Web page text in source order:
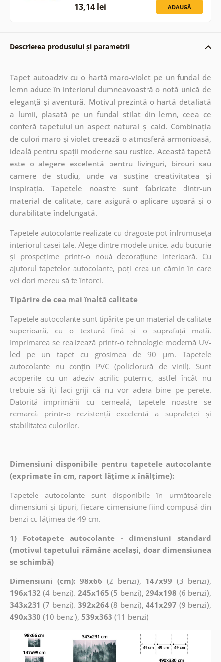
13,14 lei ADAUGĂ
Descrierea produsului și parametrii
Tapet autoadziv cu o hartă maro-violet pe un fundal de
lemn aduce în interiorul dumneavoastră o notă unică de
eleganță și aventură. Motivul prezintă o hartă detaliată
a lumii, plasată pe un fundal stilat din lemn, ceea ce
conferă tapetului un aspect natural și cald. Combinația
de culori maro și violet creează o atmosferă armonioasă,
ideală pentru spații moderne sau rustice. Această tapetă
este o alegere excelentă pentru livinguri, birouri sau
camere de studiu, unde va susține creativitatea și
inspirația. Tapetele noastre sunt fabricate dintr-un
material de calitate, care asigură o aplicare ușoară și o
durabilitate îndelungată.
Tapetele autocolante realizate cu dragoste pot înfrumuseța
interiorul casei tale. Alege dintre modele unice, adu bucurie
și prospețime printr-o nouă decorațiune interioară. Cu
ajutorul tapetelor autocolante, poți crea un cămin în care
vei dori mereu să te întorci.
Tipărire de cea mai înaltă calitate
Tapetele autocolante sunt tipărite pe un material de calitate
superioară, cu o textură fină și o suprafață mată.
Imprimarea se realizează printr-o tehnologie modernă UV-
led pe un tapet cu grosimea de 90 µm. Tapetele
autocolante nu conțin PVC (policlorură de vinil). Sunt
acoperite cu un adeziv acrilic puternic, astfel încât nu
trebuie să îți faci griji că nu vor adera bine pe perete.
Datorită imprimării cu cerneală, tapetele noastre se
remarcă printr-o rezistență excelentă a suprafeței și
stabilitatea culorilor.
Dimensiuni disponibile pentru tapetele autocolante
(exprimate în cm, raport lățime x înălțime):
Tapetele autocolante sunt disponibile în următoarele
dimensiuni și tipuri, fiecare dimensiune fiind compusă din
benzi cu lățimea de 49 cm.
1) Fototapete autocolante - dimensiuni standard
(motivul tapetului rămâne același, doar dimensiunea
se schimbă)
Dimensiuni (cm): 98x66 (2 benzi), 147x99 (3 benzi),
196x132 (4 benzi), 245x165 (5 benzi),294x198 (6 benzi),
343x231 (7 benzi), 392x264(8 benzi),441x297 (9 benzi),
490x330 (10 benzi), 539x363 (11 benzi)